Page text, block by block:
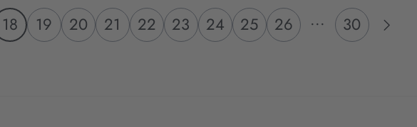
18 19 20 21 22 23 24 25 26 ... 30